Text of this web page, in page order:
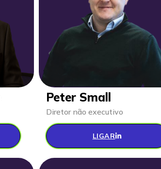
Peter Small
Diretor não executivo
LIGAR